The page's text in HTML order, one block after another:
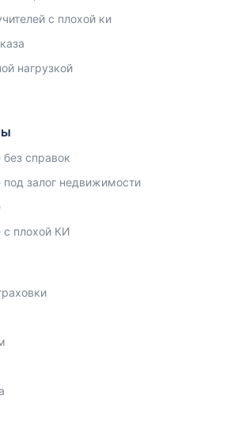
с плохой ки
нагрузкой
справок
залог недвижимости
с плохой КИ